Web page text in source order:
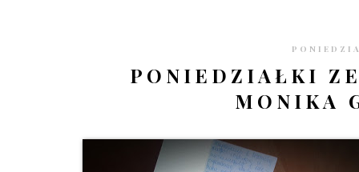
PONIEDZIAŁKI
MONIKA